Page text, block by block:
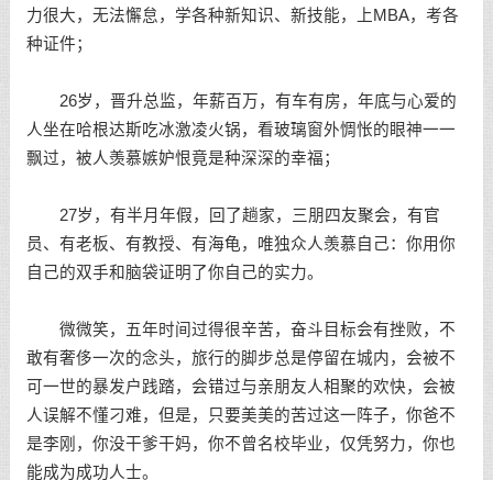
力很大，无法懈怠，学各种新知识、新技能，上MBA，考各
种证件；
26岁，晋升总监，年薪百万，有车有房，年底与心爱的
人坐在哈根达斯吃冰激凌火锅，看玻璃窗外惆怅的眼神一一
飘过，被人羡慕嫉妒恨竟是种深深的幸福；
27岁，有半月年假，回了趟家，三朋四友聚会，有官
员、有老板、有教授、有海龟，唯独众人羡慕自己：你用你
自己的双手和脑袋证明了你自己的实力。
微微笑，五年时间过得很辛苦，奋斗目标会有挫败，不
敢有奢侈一次的念头，旅行的脚步总是停留在城内，会被不
可一世的暴发户践踏，会错过与亲朋友人相聚的欢快，会被
人误解不懂刁难，但是，只要美美的苦过这一阵子，你爸不
是李刚，你没干爹干妈，你不曾名校毕业，仅凭努力，你也
能成为成功人士。